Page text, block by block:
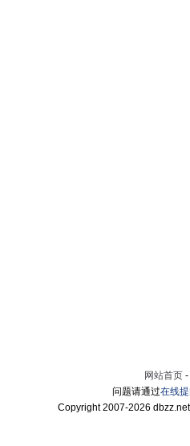
网站首页 -
问题请通过在线
Copyright 2007-2026